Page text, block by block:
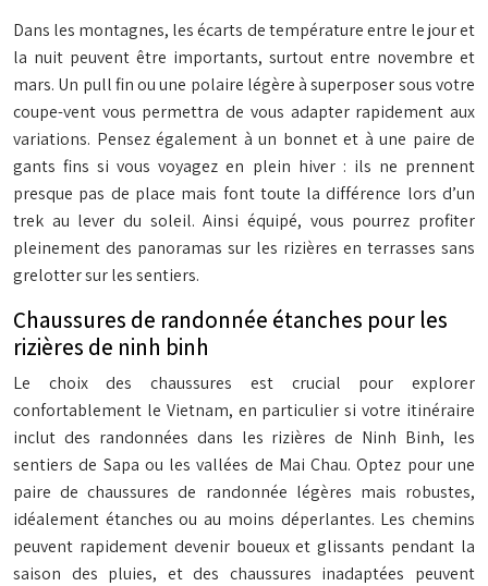
Dans les montagnes, les écarts de température entre le jour et
la nuit peuvent être importants, surtout entre novembre et
mars. Un pull fin ou une polaire légère à superposer sous votre
coupe-vent vous permettra de vous adapter rapidement aux
variations. Pensez également à un bonnet et à une paire de
gants fins si vous voyagez en plein hiver : ils ne prennent
presque pas de place mais font toute la différence lors d’un
trek au lever du soleil. Ainsi équipé, vous pourrez profiter
pleinement des panoramas sur les rizières en terrasses sans
grelotter sur les sentiers.
Chaussures de randonnée étanches pour les
rizières de ninh binh
Le choix des chaussures est crucial pour explorer
confortablement le Vietnam, en particulier si votre itinéraire
inclut des randonnées dans les rizières de Ninh Binh, les
sentiers de Sapa ou les vallées de Mai Chau. Optez pour une
paire de chaussures de randonnée légères mais robustes,
idéalement étanches ou au moins déperlantes. Les chemins
peuvent rapidement devenir boueux et glissants pendant la
saison des pluies, et des chaussures inadaptées peuvent